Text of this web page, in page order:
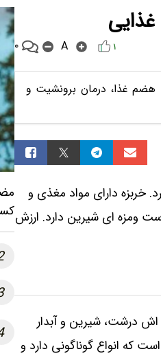
۱ A ۰
هضم غذا، درمان برونشیت و
خربزه دارای مواد مغذی و
ومزه ای شیرین دارد. ارزش
درشت، شیرین و آبدار
که انواع گوناگونی دارد و